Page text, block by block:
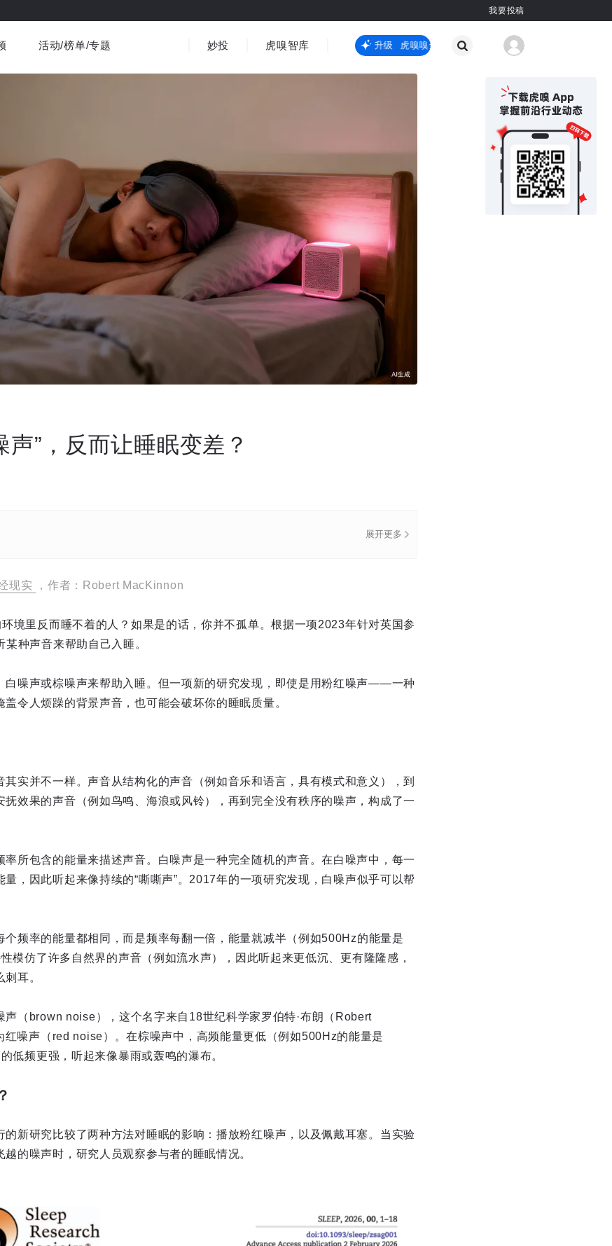
我要投稿
消费 社会文化 金融财经 出海
国际热点
活动/榜单/专题 妙投 虎嗅智库 虎嗅嗅全新升级 虎嗅嗅全新升级
声”，反而让睡眠变差？
展开更多
现实 ，作者：Robert MacKinnon
环境里反而睡不着的人？如果是的话，你并不孤单。根据一项2023年针对英国参
种声音来帮助自己入睡。
白噪声或棕噪声来帮助入睡。但一项新的研究发现，即使是用粉红噪声——一种
令人烦躁的背景声音，也可能会破坏你的睡眠质量。
实并不一样。声音从结构化的声音（例如音乐和语言，具有模式和意义），到
抚效果的声音（例如鸟鸣、海浪或风铃），再到完全没有秩序的噪声，构成了一
率所包含的能量来描述声音。白噪声是一种完全随机的声音。在白噪声中，每一
，因此听起来像持续的“嘶嘶声”。2017年的一项研究发现，白噪声似乎可以帮
个频率的能量都相同，而是频率每翻一倍，能量就减半（例如500Hz的能量是
模仿了许多自然界的声音（例如流水声），因此听起来更低沉、更有隆隆感，
耳。
声（brown noise），这个名字来自18世纪科学家罗伯特·布朗（Robert
红噪声（red noise）。在棕噪声中，高频能量更低（例如500Hz的能量是
低频更强，听起来像暴雨或轰鸣的瀑布。
的新研究比较了两种方法对睡眠的影响：播放粉红噪声，以及佩戴耳塞。当实验
的噪声时，研究人员观察参与者的睡眠情况。